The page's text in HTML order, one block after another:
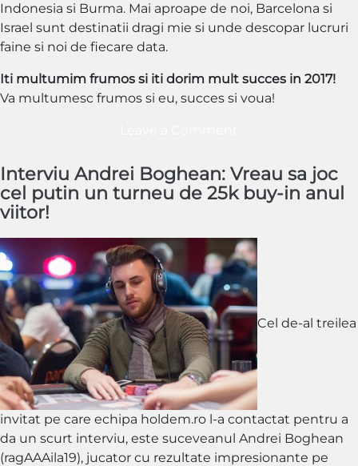
Indonesia si Burma. Mai aproape de noi, Barcelona si
Israel sunt destinatii dragi mie si unde descopar lucruri
faine si noi de fiecare data.
Iti multumim frumos si iti dorim mult succes in 2017!
Va multumesc frumos si eu, succes si voua!
5
Tudor
Purice:
inceput
anul
2016
excelent
si
l-
am
terminat
dezastruos…”
Interviu Andrei Boghean: Vreau sa joc
cel putin un turneu de 25k buy-in anul
viitor!
Cel de-al treilea
invitat pe care echipa holdem.ro l-a contactat pentru a
da un scurt interviu, este suceveanul Andrei Boghean
(ragAAAila19), jucator cu rezultate impresionante pe